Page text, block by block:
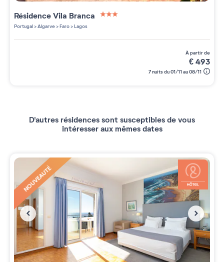
RésidenceVila Branca
Portugal>Algarve>Faro>Lagos
à partir de
€493
7 nuits du 01/11 au 08/11
D'autres résidences sont susceptibles de vous
intéresser aux mêmes dates
NOUVEAUTÉ